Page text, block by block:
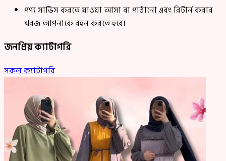
পণ্য সার্ভিস করতে যাওয়া আসা বা পাঠানো এবং রিটার্ন করার
খরজ আপনাকে বহন করতে হবে।
জনপ্রিয় ক্যাটাগরি
সকল ক্যাটাগরি